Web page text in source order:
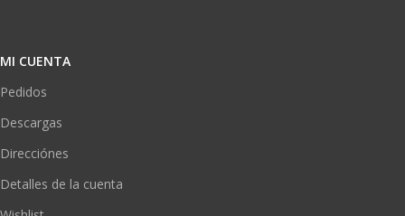
MI CUENTA
Pedidos
Descargas
Direcciónes
Detalles de la cuenta